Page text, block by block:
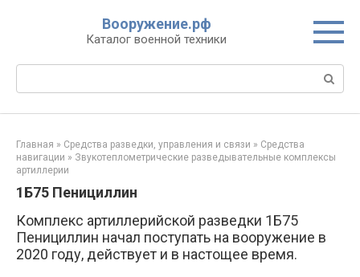
Вооружение.рф
Каталог военной техники
Поиск:
Главная » Средства разведки, управления и связи » Средства
навигации » Звукотеплометрические разведывательные комплексы
артиллерии
1Б75 Пенициллин
Комплекс артиллерийской разведки 1Б75
Пенициллин начал поступать на вооружение в
2020 году, действует и в настощее время.